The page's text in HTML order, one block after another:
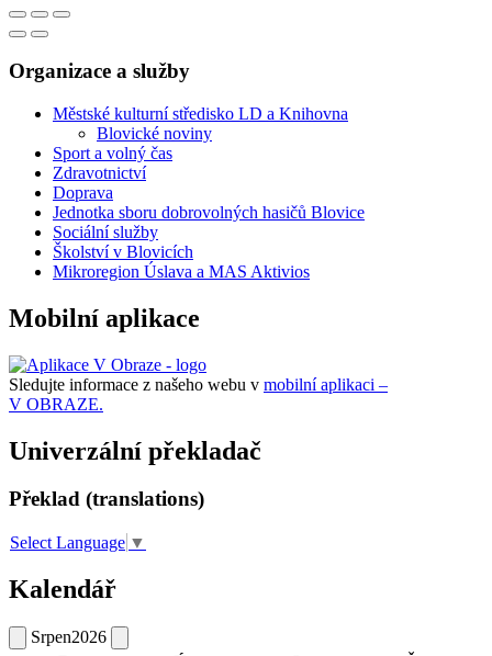
Organizace a služby
Městské kulturní středisko LD a Knihovna
Blovické noviny
Sport a volný čas
Zdravotnictví
Doprava
Jednotka sboru dobrovolných hasičů Blovice
Sociální služby
Školství v Blovicích
Mikroregion Úslava a MAS Aktivios
Mobilní aplikace
Sledujte informace z našeho webu v mobilní aplikaci –
V OBRAZE.
Univerzální překladač
Překlad (translations)
Select Language ▼
Kalendář
Srpen2026